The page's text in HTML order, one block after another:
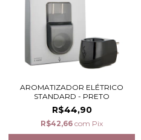
AROMATIZADOR ELÉTRICO
STANDARD - PRETO
R$44,90
R$42,66 com Pix